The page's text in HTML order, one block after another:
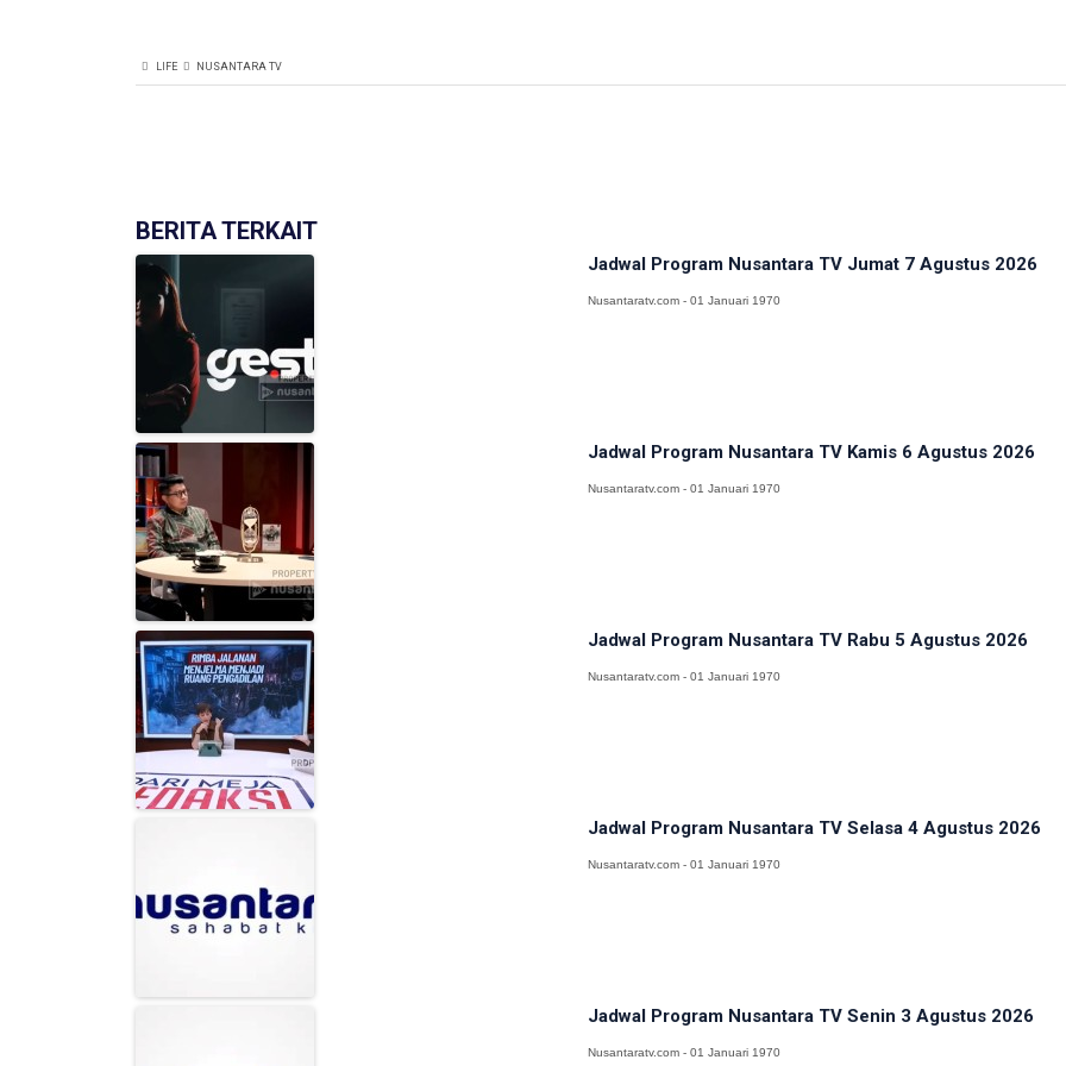
LIFE NUSANTARA TV
BERITA TERKAIT
Jadwal Program Nusantara TV Jumat 7 Agustus 2026
Nusantaratv.com - 01 Januari 1970
Jadwal Program Nusantara TV Kamis 6 Agustus 2026
Nusantaratv.com - 01 Januari 1970
Jadwal Program Nusantara TV Rabu 5 Agustus 2026
Nusantaratv.com - 01 Januari 1970
Jadwal Program Nusantara TV Selasa 4 Agustus 2026
Nusantaratv.com - 01 Januari 1970
Jadwal Program Nusantara TV Senin 3 Agustus 2026
Nusantaratv.com - 01 Januari 1970